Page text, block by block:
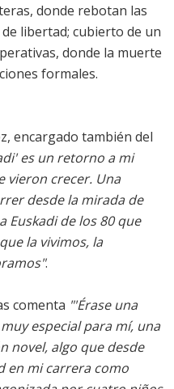
donde rebotan las
libertad; cubierto de un
donde la muerte
formales.
encargado también del
es un retorno a mi
vieron crecer. Una
desde la mirada de
Euskadi de los 80 que
la vivimos, la
.
comenta "'Érase una
especial para mí, una
novel, algo que desde
en mi carrera como